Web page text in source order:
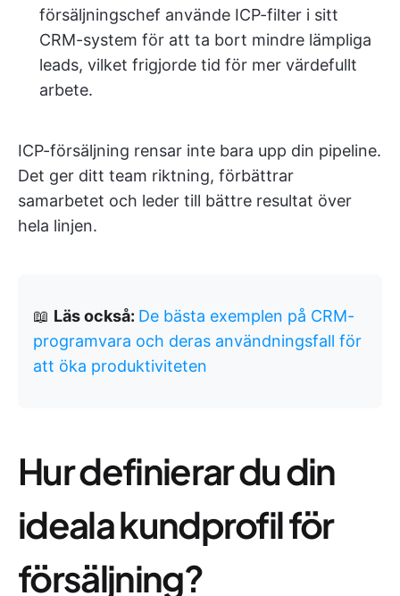
försäljningschef använde ICP-filter i sitt
CRM-system för att ta bort mindre lämpliga
leads, vilket frigjorde tid för mer värdefullt
arbete.
ICP-försäljning rensar inte bara upp din pipeline.
Det ger ditt team riktning, förbättrar
samarbetet och leder till bättre resultat över
hela linjen.
📖 Läs också: De bästa exemplen på CRM-
programvara och deras användningsfall för
att öka produktiviteten
Hur definierar du din
ideala kundprofil för
försäljning?